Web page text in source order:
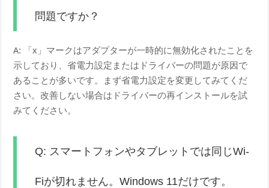
問題ですか？
A: 「x」マークはアダプターが一時的に無効化されたことを
示しており、省電力設定またはドライバーの問題が原因で
あることが多いです。まず省電力設定を変更してみてくだ
さい。改善しない場合はドライバーの再インストールを試
みてください。
Q: スマートフォンやタブレットでは同じWi-
Fiが切れません。Windows 11だけです。